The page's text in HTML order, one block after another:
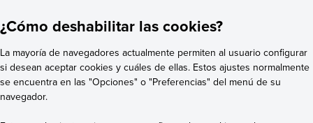
¿Cómo deshabilitar las cookies?
La mayoría de navegadores actualmente permiten al usuario configurar
si desean aceptar cookies y cuáles de ellas. Estos ajustes normalmente
se encuentra en las "Opciones" o "Preferencias" del menú de su
navegador.